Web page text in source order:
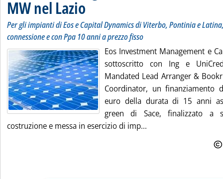
MW nel Lazio
Per gli impianti di Eos e Capital Dynamics di Viterbo, Pontinia e
connessione e con Ppa 10 anni a prezzo fisso
Eos Investment Management e
sottoscritto con Ing e
Mandated Lead Arranger &
Coordinator, un
euro della durata di 15 anni
green di Sace, finalizzato a
costruzione e messa in esercizio di imp...